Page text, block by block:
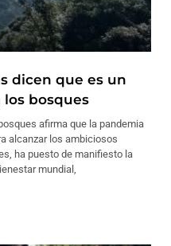
dicen que es un
bosques
afirma que la pandemia
alcanzar los ambiciosos
ha puesto de manifiesto la
mundial,